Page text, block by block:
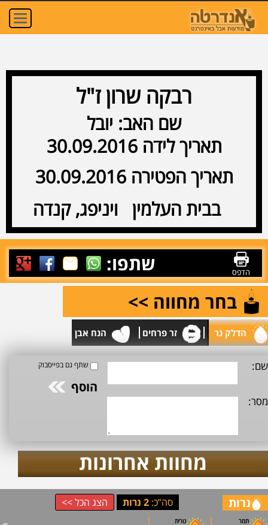
רבקה שרון ז"ל
שם האב: יובל
תאריך לידה 30.09.2016
תאריך הפטירה 30.09.2016
בבית העלמין ויניפג, קנדה
הדפס
שתפו:
בחר מחווה >>
הדלק נר זר פרחים הנח אבן
שם:
מסר:
שתף גם בפייסבוק
מחוות אחרונות
נרות סה”כ:2 נרות הצג הכל >>
תמר נורית